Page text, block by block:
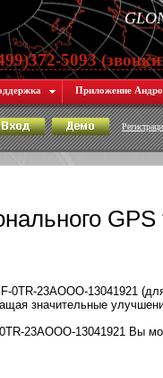
5093
Приложение
GPS
0TR-23AOOO-13041921
значительные
23AOOO-13041921 Вы